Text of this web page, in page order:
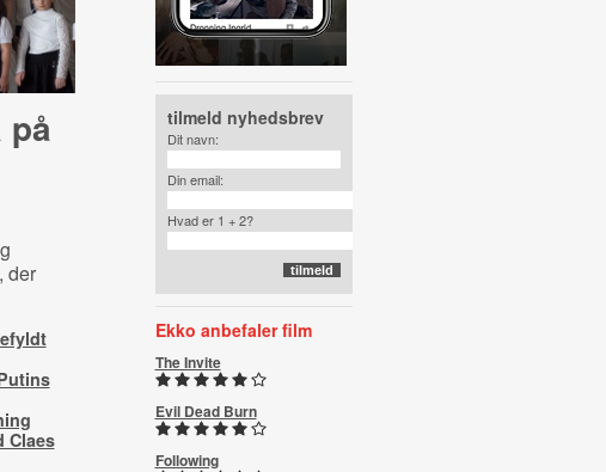
på
der
Claes
tilmeld nyhedsbrev
Dit navn:
Din email:
Hvad er 1 + 2?
Ekko anbefaler film
The Invite
Evil Dead Burn
Following